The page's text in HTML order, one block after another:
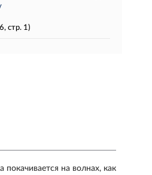
стр. 1)
на волнах, как